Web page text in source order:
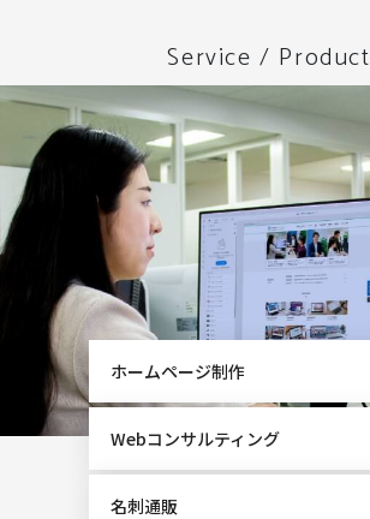
Service / Product
ホームページ制作
Webコンサルティング
名刺通販